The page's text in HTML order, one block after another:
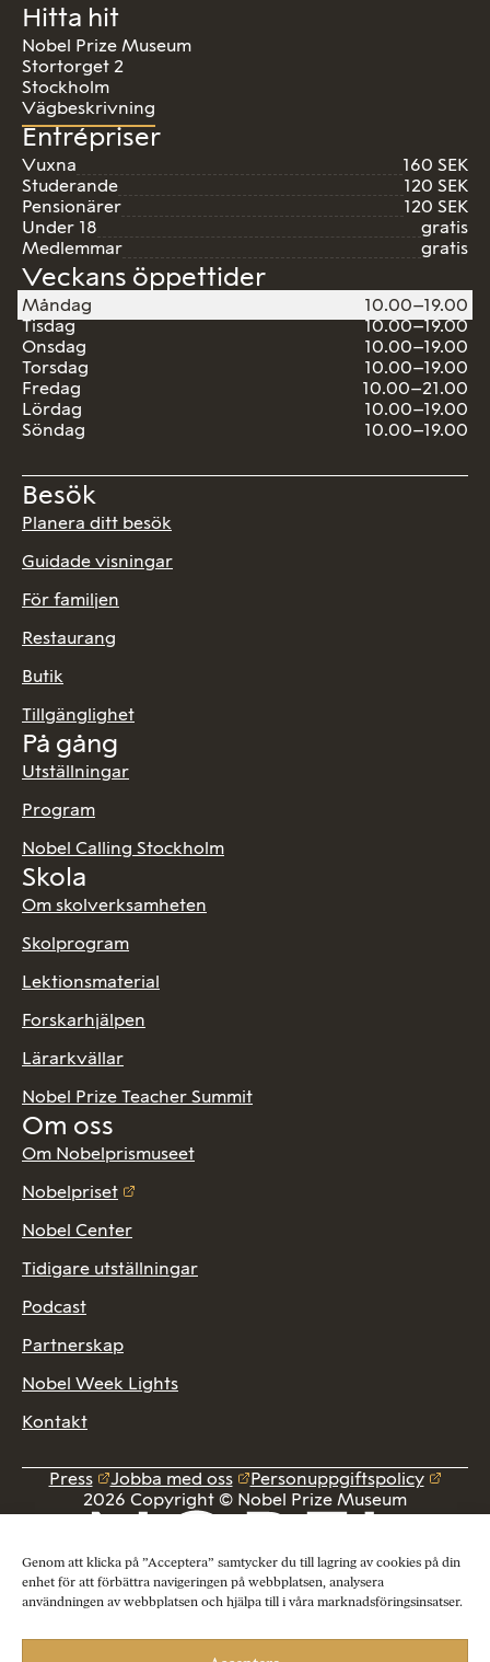
Genom att klicka på ”Acceptera” samtycker du till lagring av cookies på din
enhet för att förbättra navigeringen på webbplatsen, analysera
användningen av webbplatsen och hjälpa till i våra marknadsföringsinsatser.
Hitta hit
Nobel Prize Museum
Stortorget 2
Stockholm
Vägbeskrivning
Entrépriser
Vuxna
160 SEK
Studerande
120 SEK
Pensionärer
120 SEK
Under 18
gratis
Medlemmar
gratis
Veckans öppettider
Måndag
10.00–19.00
Tisdag
10.00–19.00
Onsdag
10.00–19.00
Torsdag
10.00–19.00
Fredag
10.00–21.00
Lördag
10.00–19.00
Söndag
10.00–19.00
Besök
Planera ditt besök
Guidade visningar
För familjen
Restaurang
Butik
Tillgänglighet
På gång
Utställningar
Program
Nobel Calling Stockholm
Skola
Om skolverksamheten
Skolprogram
Lektionsmaterial
Forskarhjälpen
Lärarkvällar
Nobel Prize Teacher Summit
Om oss
Om Nobelprismuseet
Nobelpriset
Nobel Center
Tidigare utställningar
Podcast
Partnerskap
Nobel Week Lights
Kontakt
Press Jobba med oss
Personuppgiftspolicy
2026 Copyright © Nobel Prize Museum